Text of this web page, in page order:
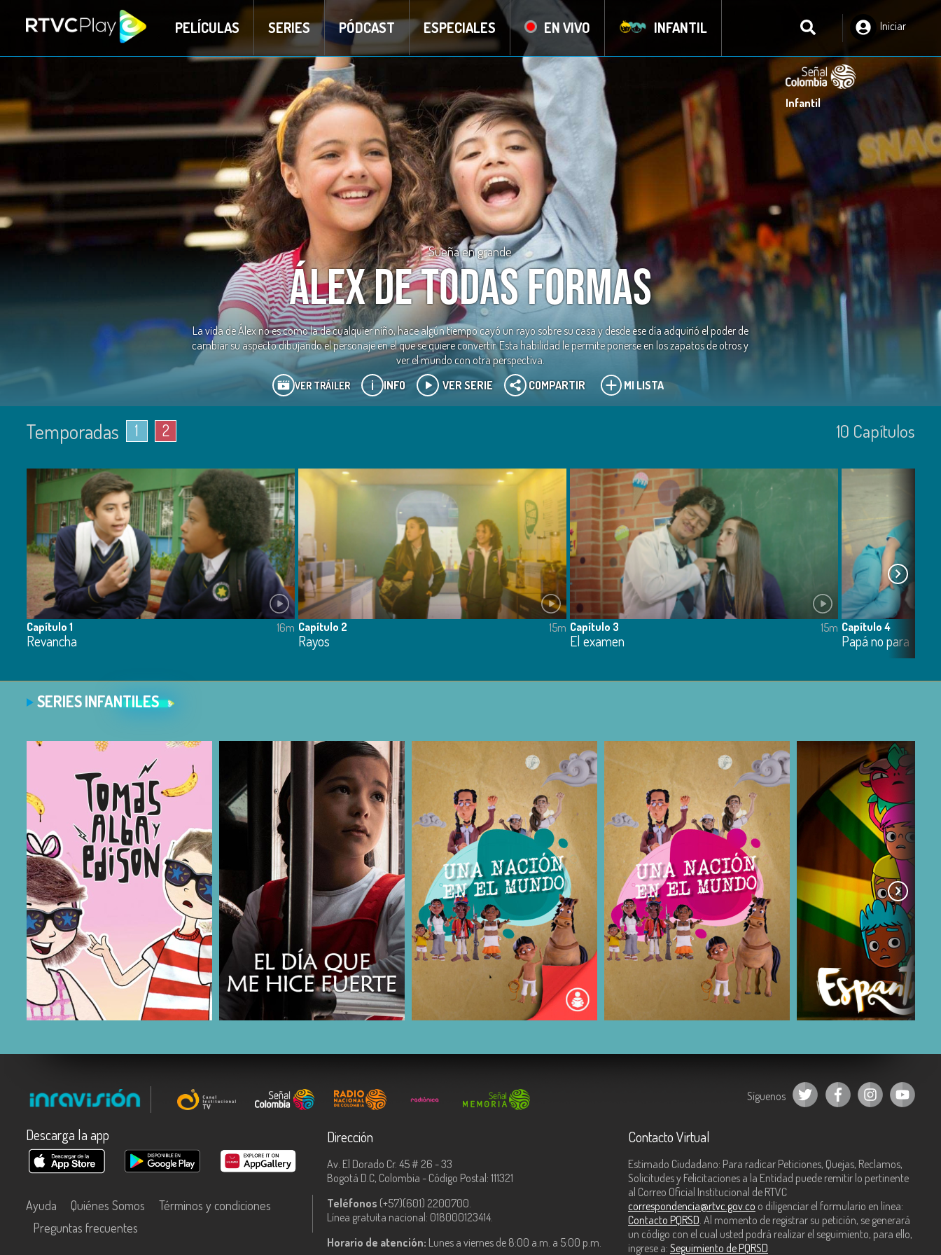
PELÍCULAS SERIES PÓDCAST ESPECIALES EN VIVO INFANTIL
Iniciar
Infantil
Sueña en grande
Álex de todas formas
La vida de Álex no es como la de cualquier niño, hace algún tiempo cayó un rayo sobre su casa y desde ese día adquirió el poder de
cambiar su aspecto dibujando el personaje en el que se quiere convertir. Esta habilidad le permite ponerse en los zapatos de otros y
ver el mundo con otra perspectiva.
VER TRÁILER INFO VER SERIE COMPARTIR MI LISTA
Descarga aquí la guía pedagógica de la serie:
Temporadas 1 2 10 Capí­tulos
Capítulo 1
Revancha
16m Capítulo 2
Rayos
15m Capítulo 3
El examen
15m Capítulo 4
Papá no para
SERIES INFANTILES
COMPARTIR COMPARTIR COMPARTIR
Síguenos
Descarga la app
Ayuda Quiénes Somos
Términos y condiciones
Preguntas frecuentes
Dirección
Av. El Dorado Cr. 45 # 26 - 33
Bogotá D.C, Colombia - Código Postal: 111321
Teléfonos (+57)(601) 2200700.
Línea gratuita nacional: 018000123414.
Horario de atención: Lunes a viernes de 8:00 a.m. a 5:00 p.m.
Contacto Virtual
Estimado Ciudadano: Para radicar Peticiones, Quejas, Reclamos,
Solicitudes y Felicitaciones a la Entidad puede remitir lo pertinente
al Correo Oficial Institucional de RTVC
correspondencia@rtvc.gov.co o diligenciar el formulario en línea:
Contacto PQRSD. Al momento de registrar su petición, se generará
un código con el cual usted podrá realizar el seguimiento, para ello,
ingrese a: Seguimiento de PQRSD